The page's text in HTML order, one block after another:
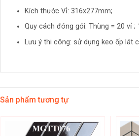
Kích thước Vỉ: 316x277mm;
Quy cách đóng gói: Thùng = 20 vỉ ;
Lưu ý thi công: sử dụng keo ốp lát
Sản phẩm tương tự